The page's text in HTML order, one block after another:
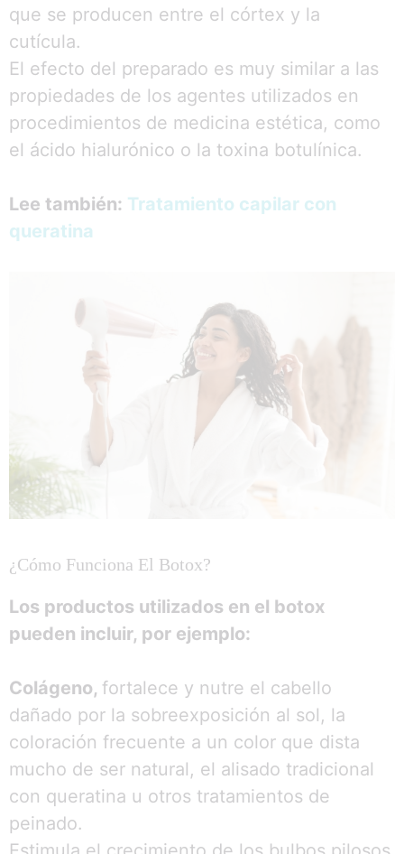
que se producen entre el córtex y la
cutícula.
El efecto del preparado es muy similar a las
propiedades de los agentes utilizados en
procedimientos de medicina estética, como
el ácido hialurónico o la toxina botulínica.
Lee también: Tratamiento capilar con
queratina
¿Cómo Funciona El Botox?
Los productos utilizados en el botox
pueden incluir, por ejemplo:
Colágeno, fortalece y nutre el cabello
dañado por la sobreexposición al sol, la
coloración frecuente a un color que dista
mucho de ser natural, el alisado tradicional
con queratina u otros tratamientos de
peinado.